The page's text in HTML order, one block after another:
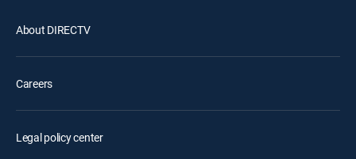
About DIRECTV
Careers
Legal policy center